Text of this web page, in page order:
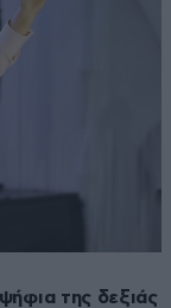
της δεξιάς